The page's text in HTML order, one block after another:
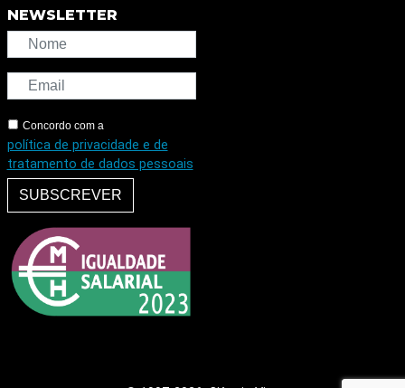
NEWSLETTER
Concordo com a
política de privacidade e de
tratamento de dados pessoais
SUBSCREVER